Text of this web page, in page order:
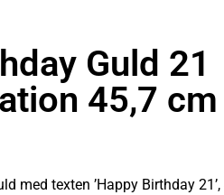
Guld 21
45,7 cm
med texten ’Happy Birthday